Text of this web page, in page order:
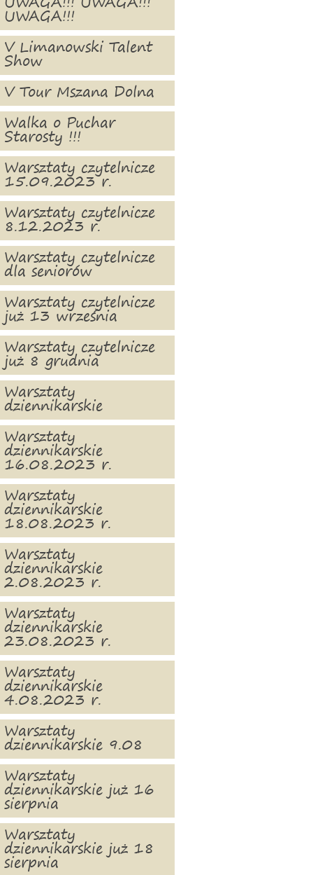
UWAGA!!!
V Limanowski Talent
Show
V Tour Mszana Dolna
Walka o Puchar
Starosty !!!
Warsztaty czytelnicze
15.09.2023 r.
Warsztaty czytelnicze
8.12.2023 r.
Warsztaty czytelnicze
dla seniorów
Warsztaty czytelnicze
już 13 września
Warsztaty czytelnicze
już 8 grudnia
Warsztaty
dziennikarskie
Warsztaty
dziennikarskie
16.08.2023 r.
Warsztaty
dziennikarskie
18.08.2023 r.
Warsztaty
dziennikarskie
2.08.2023 r.
Warsztaty
dziennikarskie
23.08.2023 r.
Warsztaty
dziennikarskie
4.08.2023 r.
Warsztaty
dziennikarskie 9.08
Warsztaty
dziennikarskie już 16
sierpnia
Warsztaty
dziennikarskie już 18
sierpnia